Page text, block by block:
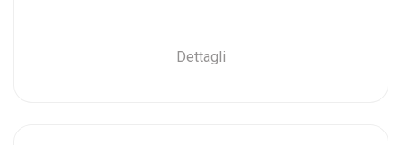
Dettagli